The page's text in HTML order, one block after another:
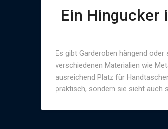
Ein Hingucker
Es gibt Garderoben hängend
verschiedenen Materialien wie
ausreichend Platz für
praktisch, sondern sie sieht auch